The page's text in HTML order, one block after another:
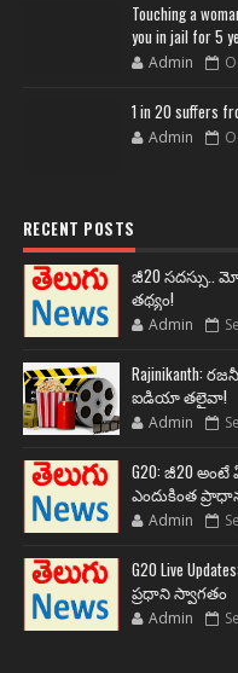
Touching a
you in jail for 5
Admin
1 in 20 suffers
Admin
RECENT POSTS
జీ20 సదస్సు..
తథ్యం!
Admin
ఐడియా తలైవా!
Admin
G20: జీ20 అంటే
ఎందుకింత
Admin
G20 Live
ప్రధాని స్వాగతం
Admin